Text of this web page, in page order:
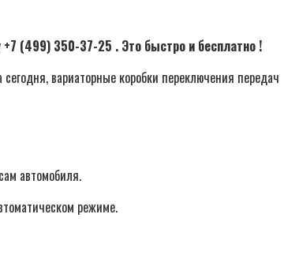
(499) 350-37-25 . Это быстро и бесплатно !
вариаторные коробки переключения передач
автомобиля.
режиме.